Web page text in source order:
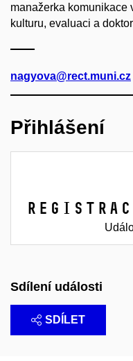
manažerka komunikace
kulturu, evaluaci a
nagyova@rect.muni.cz
Přihlášení
Sdílení události
SDÍLET